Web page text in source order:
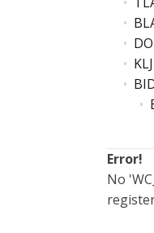
Error!
No